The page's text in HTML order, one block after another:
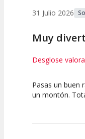
31 Julio 2026
Muy
Desglose
10
Pasas un buen
un montón.